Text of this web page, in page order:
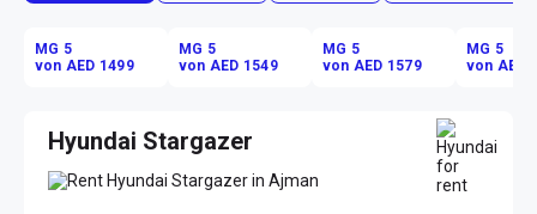
MG 5
von AED 1499
MG 5
von AED 1549
MG 5
von AED 1579
MG 5
von AED
Hyundai Stargazer